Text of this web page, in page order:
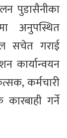
पुडासैनीका
अनुपस्थित
सचेत गराई
कार्यान्वयन
कर्मचारी
गर्ने